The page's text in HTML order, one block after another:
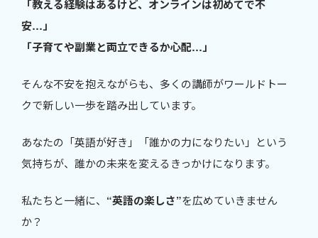
「教える経験はあるけど、オンラインは初めてで不
安…」
「子育てや副業と両立できるか心配…」
そんな不安を抱えながらも、多くの講師がワールドトー
クで新しい一歩を踏み出しています。
あなたの「英語が好き」「誰かの力になりたい」という
気持ちが、誰かの未来を変えるきっかけになります。
私たちと一緒に、 “英語の楽しさ”を広めていきません
か？